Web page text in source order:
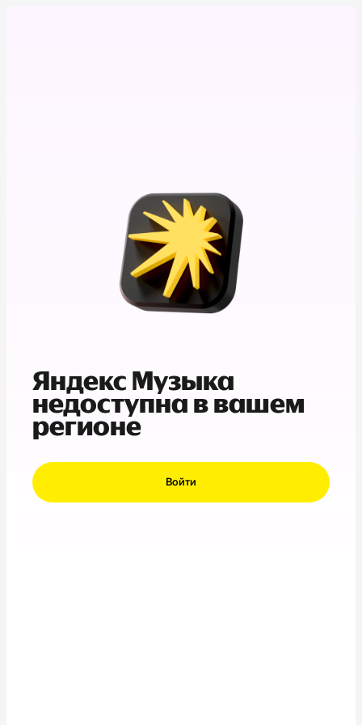
Яндекс Музыка
недоступна в вашем
регионе
Войти